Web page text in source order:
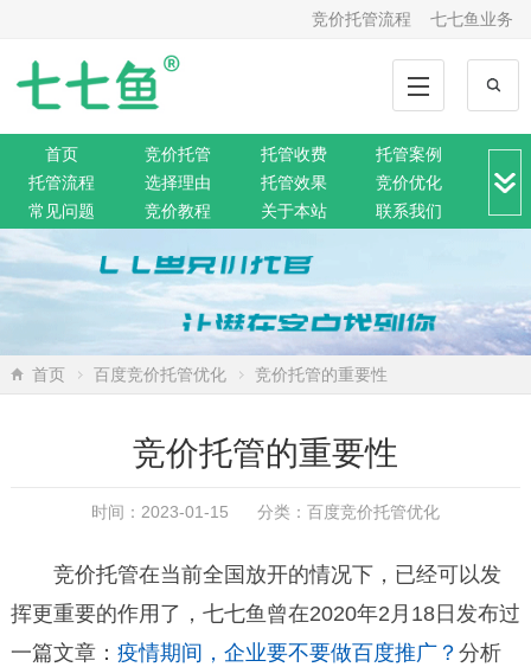
竞价托管流程 七七鱼业务
首页 竞价托管 托管收费
托管案例
托管流程
选择理由 托管效果
竞价优化
常见问题
竞价教程 关于本站
联系我们
竞价转化
网站托管
360托管 神马托管
微信托管
搜索资讯 网络营销
SEO排名
首页 百度竞价托管优化 竞价托管的重要性
竞价托管的重要性
时间：2023-01-15 分类： 百度竞价托管优化
竞价托管在当前全国放开的情况下，已经可以发
挥更重要的作用了，七七鱼曾在2020年2月18日发布过
一篇文章： 疫情期间，企业要不要做百度推广？ 分析